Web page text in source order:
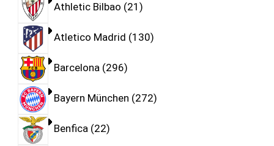
Athletic Bilbao 21
Atletico Madrid 130
Barcelona 296
Bayern München 272
Benfica 22